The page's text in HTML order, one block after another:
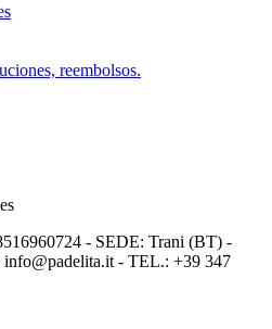
reembolsos.
- SEDE: Trani (BT) -
- TEL.: +39 347